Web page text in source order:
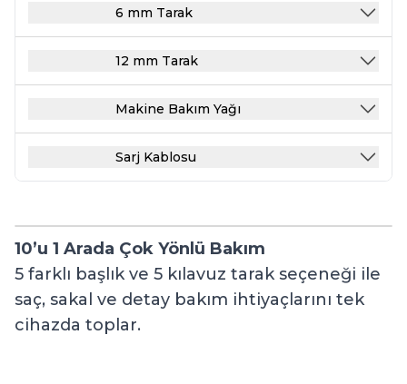
6 mm Tarak
12 mm Tarak
Makine Bakım Yağı
Sarj Kablosu
10’u 1 Arada Çok Yönlü Bakım
5 farklı başlık ve 5 kılavuz tarak seçeneği ile
saç, sakal ve detay bakım ihtiyaçlarını tek
cihazda toplar.